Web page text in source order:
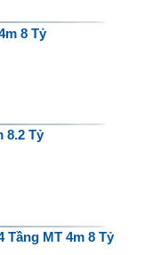
8 Tỷ
8.2 Tỷ
Tầng MT 4m 8 Tỷ